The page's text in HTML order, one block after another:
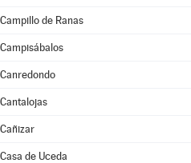
Campillo de Ranas
Campisábalos
Canredondo
Cantalojas
Cañizar
Casa de Uceda